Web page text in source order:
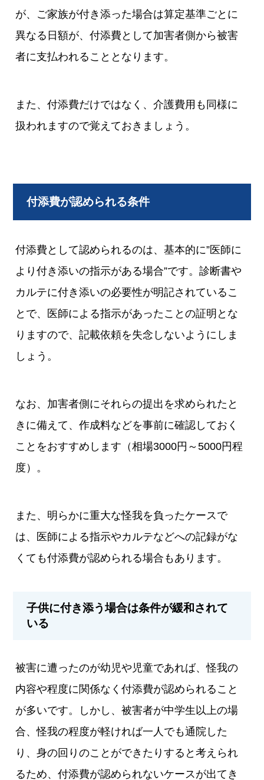
が、ご家族が付き添った場合は算定基準ごとに
異なる日額が、付添費として加害者側から被害
者に支払われることとなります。
また、付添費だけではなく、介護費用も同様に
扱われますので覚えておきましょう。
付添費が認められる条件
付添費として認められるのは、基本的に”医師に
より付き添いの指示がある場合”です。診断書や
カルテに付き添いの必要性が明記されているこ
とで、医師による指示があったことの証明とな
りますので、記載依頼を失念しないようにしま
しょう。
なお、加害者側にそれらの提出を求められたと
きに備えて、作成料などを事前に確認しておく
ことをおすすめします（相場3000円～5000円程
度）。
また、明らかに重大な怪我を負ったケースで
は、医師による指示やカルテなどへの記録がな
くても付添費が認められる場合もあります。
子供に付き添う場合は条件が緩和されて
いる
被害に遭ったのが幼児や児童であれば、怪我の
内容や程度に関係なく付添費が認められること
が多いです。しかし、被害者が中学生以上の場
合、怪我の程度が軽ければ一人でも通院した
り、身の回りのことができたりすると考えられ
るため、付添費が認められないケースが出てき